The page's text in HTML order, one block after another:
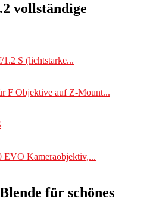
vollständige
S (lichtstarke...
F Objektive auf Z-Mount...
Kameraobjektiv,...
für schönes